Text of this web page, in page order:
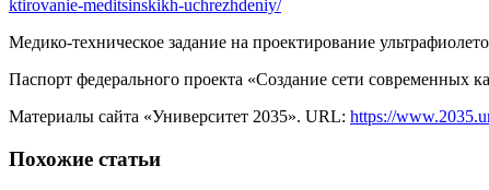
ktirovanie-meditsinskikh-uchrezhdeniy/
Медико-техническое задание на проектирование
Паспорт федерального проекта «Создание сети сов­ременных
Материалы сайта «Университет 2035». URL: https://
Похожие статьи